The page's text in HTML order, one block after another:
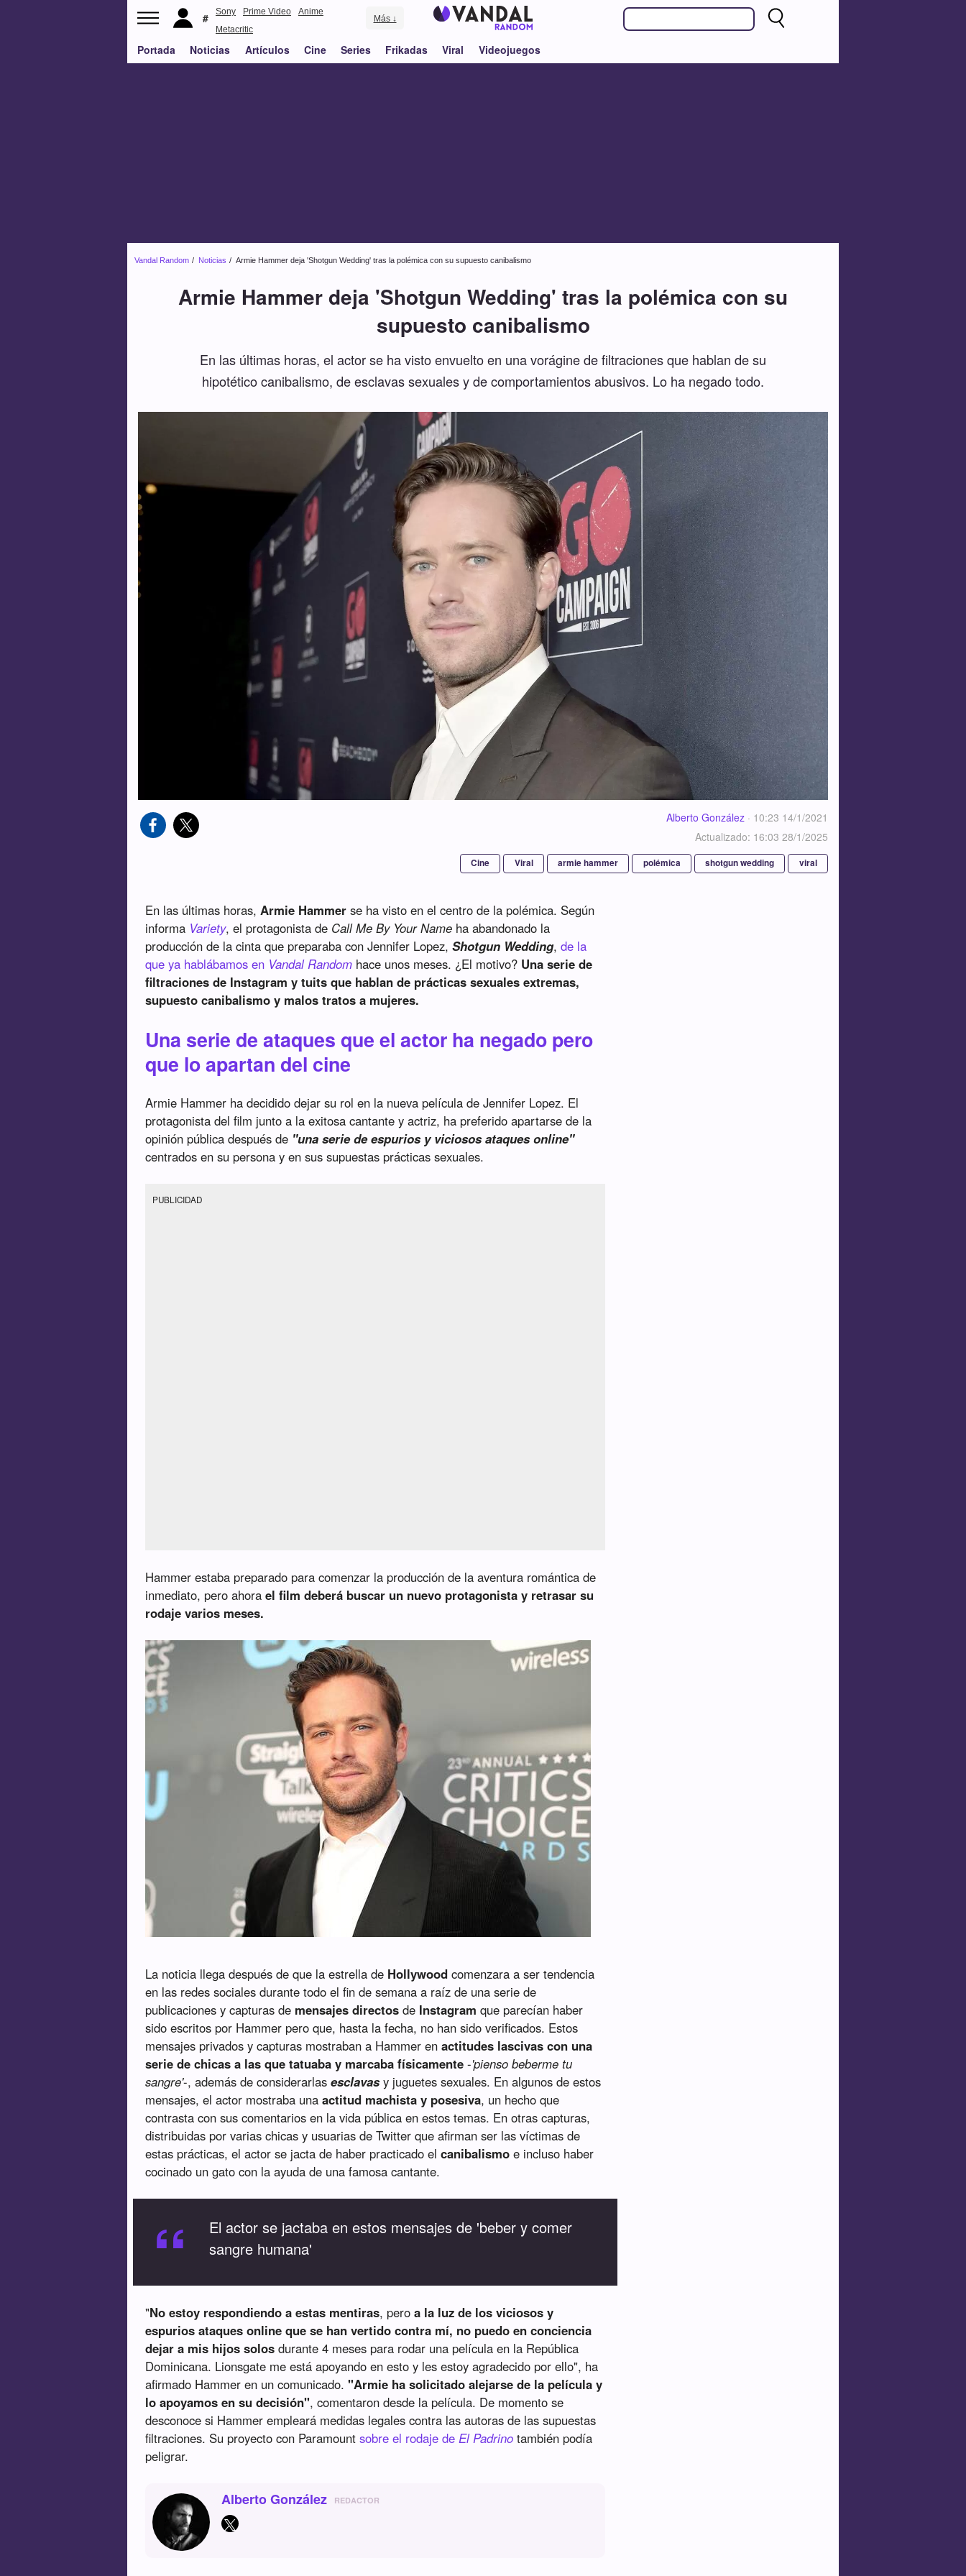
Sony Prime Video
Anime
Metacritic
Más ↓
Portada Noticias Artículos Cine Series Frikadas Viral Videojuegos
Vandal Random Noticias Armie Hammer deja 'Shotgun Wedding' tras la polémica con su supuesto canibalismo
Armie Hammer deja 'Shotgun Wedding' tras la polémica con su
supuesto canibalismo
En las últimas horas, el actor se ha visto envuelto en una vorágine de filtraciones que hablan de su
hipotético canibalismo, de esclavas sexuales y de comportamientos abusivos. Lo ha negado todo.
Alberto González · 10:23 14/1/2021
Actualizado: 16:03 28/1/2025
Cine Viral armie hammer polémica shotgun wedding viral
En las últimas horas,Armie Hammer se ha visto en el centro de la polémica. Según
informa Variety, el protagonista de Call Me By Your Name ha abandonado la
producción de la cinta que preparaba con Jennifer Lopez,Shotgun Wedding,de la
que ya hablábamos en Vandal Random hace unos meses. ¿El motivo? Una serie de
filtraciones de Instagram y tuits que hablan de prácticas sexuales extremas,
supuesto canibalismo y malos tratos a mujeres.
Una serie de ataques que el actor ha negado pero
que lo apartan del cine
Armie Hammer ha decidido dejar su rol en la nueva película de Jennifer Lopez. El
protagonista del film junto a la exitosa cantante y actriz, ha preferido apartarse de la
opinión pública después de "una serie de espurios y viciosos ataques online"
centrados en su persona y en sus supuestas prácticas sexuales.
PUBLICIDAD
Hammer estaba preparado para comenzar la producción de la aventura romántica de
inmediato, pero ahorael film deberá buscar un nuevo protagonista y retrasar su
rodaje varios meses.
La noticia llega después de que la estrella de Hollywood comenzara a ser tendencia
en las redes sociales durante todo el fin de semana a raíz de una serie de
publicaciones y capturas de mensajes directos de Instagram que parecían haber
sido escritos por Hammer pero que, hasta la fecha, no han sido verificados. Estos
mensajes privados y capturas mostraban a Hammer enactitudes lascivas con una
serie de chicas a las que tatuaba y marcaba físicamente -'pienso beberme tu
sangre'-, además de considerarlasesclavasy juguetes sexuales. En algunos de estos
mensajes, el actor mostraba unaactitud machista y posesiva, un hecho que
contrasta con sus comentarios en la vida pública en estos temas. En otras capturas,
distribuidas por varias chicas y usuarias de Twitter que afirman ser las víctimas de
estas prácticas, el actor se jacta de haber practicado elcanibalismo e incluso haber
cocinado un gato con la ayuda de una famosa cantante.
“
El actor se jactaba en estos mensajes de 'beber y comer
sangre humana'
"No estoy respondiendo a estas mentiras, peroa la luz de los viciosos y
espurios ataques online que se han vertido contra mí, no puedo en conciencia
dejar a mis hijos solos durante 4 meses para rodar una película en la República
Dominicana. Lionsgate me está apoyando en esto y les estoy agradecido por ello", ha
afirmado Hammer en un comunicado."Armie ha solicitado alejarse de la película y
lo apoyamos en su decisión", comentaron desde la película. De momento se
desconoce si Hammer empleará medidas legales contra las autoras de las supuestas
filtraciones. Su proyecto con Paramountsobre el rodaje de El Padrino también podía
peligrar.
Alberto González REDACTOR